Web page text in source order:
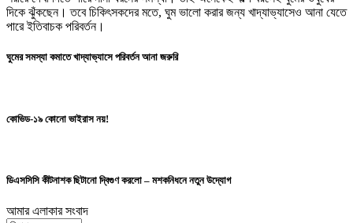
ঘুমের সমস্যা কমাতে খাদ্যাভ্যাসে পরিবর্তন আনা জরুরি
কোভিড-১৯ কোনো ভাইরাস নয়!
ডিএসসিসি কীটনাশক ছিটানো দ্বিগুণ করলো – মশকনিধনে নতুন উদ্যোগ
আমার এলাকার সংবাদ